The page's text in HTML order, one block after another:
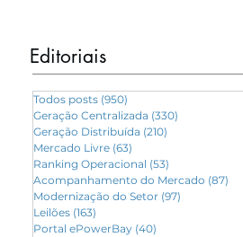
Editoriais
Todos posts (950)
Geração Centralizada (330)
Geração Distribuída (210)
Mercado Livre (63)
Ranking Operacional (53)
Acompanhamento do Mercado (87)
Modernização do Setor (97)
Leilões (163)
Portal ePowerBay (40)